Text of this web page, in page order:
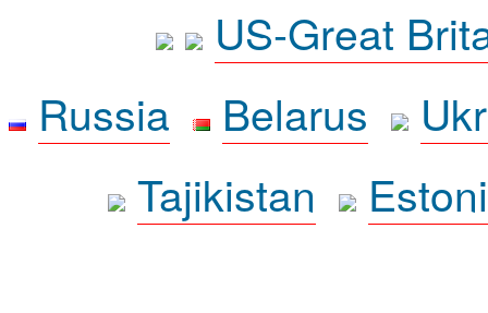
US-Great
Russia
Belarus
Tajikistan